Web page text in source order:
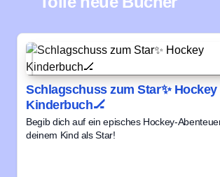
Schlagschuss zum Star✨ Hockey
Kinderbuch🏒
Begib dich auf ein episches Hockey-
deinem Kind als Star!